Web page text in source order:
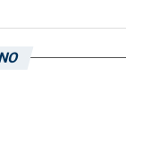
di ogni
dello